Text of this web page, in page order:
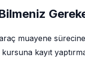
muayene
kayıt